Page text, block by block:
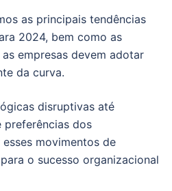
as principais tendências
2024, bem como as
empresas devem adotar
da curva.
disruptivas até
preferências dos
movimentos de
o sucesso organizacional